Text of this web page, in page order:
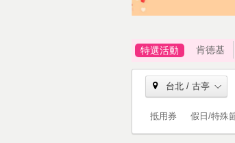
特選活動 肯德基
台北 / 古亭
抵用券 假日/特殊